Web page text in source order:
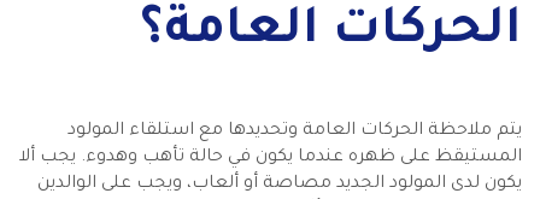
الحركات العامة؟
يتم ملاحظة الحركات العامة وتحديدها مع استلقاء المولود
المستيقظ على ظهره عندما يكون في حالة تأهب وهدوء. يجب ألا
يكون لدى المولود الجديد مصاصة أو ألعاب، ويجب على الوالدين